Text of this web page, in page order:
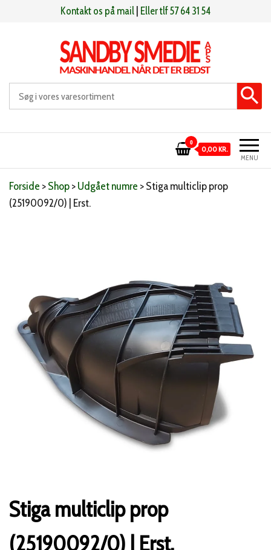
Kontakt os på mail Eller tlf 57 64 31 54
Sandby smeden Maskinhandel når det er bedst
MENU
0
0,00 KR.
Forside >Shop>Udgået numre >Stiga multiclip prop
(25190092/0) | Erst.
Stiga multiclip prop
(25190092/0) | Erst.